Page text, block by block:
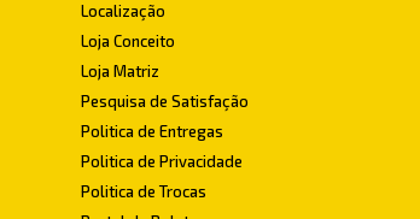
Localização
Loja Conceito
Loja Matriz
Pesquisa de Satisfação
Politica de Entregas
Politica de Privacidade
Politica de Trocas